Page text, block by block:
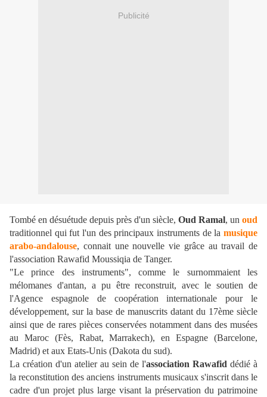
Publicité
Tombé en désuétude depuis près d'un siècle, Oud Ramal, un oud
traditionnel qui fut l'un des principaux instruments de la musique
arabo-andalouse, connait une nouvelle vie grâce au travail de
l'association Rawafid Moussiqia de Tanger.
"Le prince des instruments", comme le surnommaient les
mélomanes d'antan, a pu être reconstruit, avec le soutien de
l'Agence espagnole de coopération internationale pour le
développement, sur la base de manuscrits datant du 17ème siècle
ainsi que de rares pièces conservées notamment dans des musées
au Maroc (Fès, Rabat, Marrakech), en Espagne (Barcelone,
Madrid) et aux Etats-Unis (Dakota du sud).
La création d'un atelier au sein de l'association Rawafid dédié à
la reconstitution des anciens instruments musicaux s'inscrit dans le
cadre d'un projet plus large visant la préservation du patrimoine